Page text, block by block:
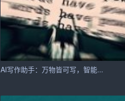
AI写作助手：万物皆可写，智能...